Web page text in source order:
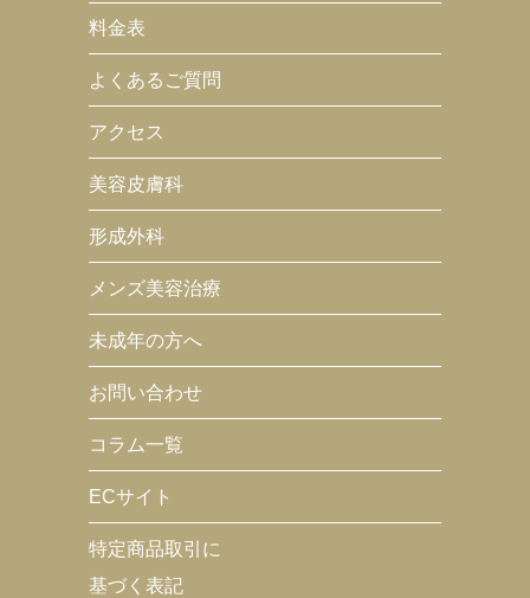
料金表
よくあるご質問
アクセス
美容皮膚科
形成外科
メンズ美容治療
未成年の方へ
お問い合わせ
コラム一覧
ECサイト
特定商品取引に
基づく表記